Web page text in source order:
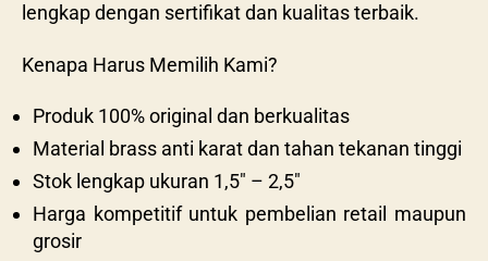
lengkap dengan sertifikat dan kualitas terbaik.
Kenapa Harus Memilih Kami?
Produk 100% original dan berkualitas
Material brass anti karat dan tahan tekanan tinggi
Stok lengkap ukuran 1,5″ – 2,5″
Harga kompetitif untuk pembelian retail maupun
grosir